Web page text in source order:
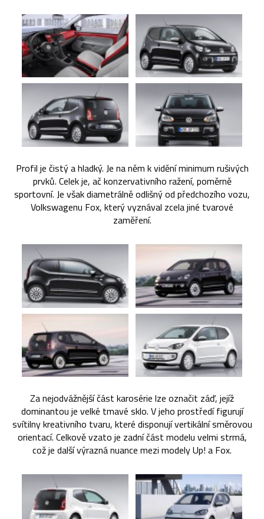
Profil je čistý a hladký. Je na něm k vidění minimum rušivých
prvků. Celek je, ač konzervativního ražení, poměrně
sportovní. Je však diametrálně odlišný od předchozího vozu,
Volkswagenu Fox, který vyznával zcela jiné tvarové
zaměření.
Za nejodvážnější část karosérie lze označit záď, jejíž
dominantou je velké tmavé sklo. V jeho prostředí figurují
svítilny kreativního tvaru, které disponují vertikální směrovou
orientací. Celkově vzato je zadní část modelu velmi strmá,
což je další výrazná nuance mezi modely Up! a Fox.